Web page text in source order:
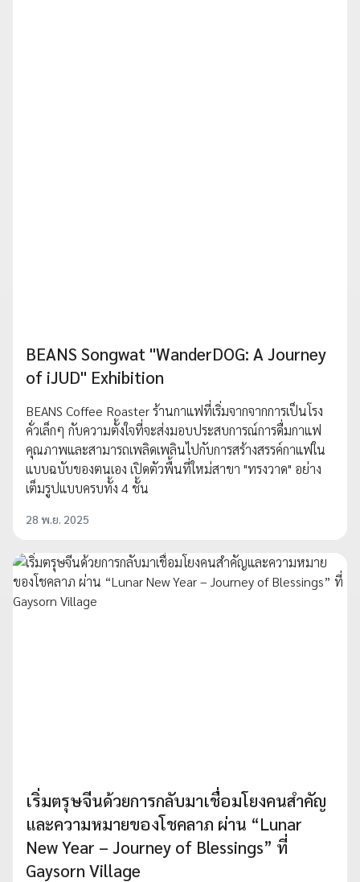
BEANS Songwat "WanderDOG: A Journey
of iJUD" Exhibition
BEANS Coffee Roaster ร้านกาแฟที่เริ่มจากจากการเป็นโรง
คั่วเล็กๆ กับความตั้งใจที่จะส่งมอบประสบการณ์การดื่มกาแฟ
คุณภาพและสามารถเพลิดเพลินไปกับการสร้างสรรค์กาแฟใน
แบบฉบับของตนเอง เปิดตัวพื้นที่ใหม่สาขา "ทรงวาด" อย่าง
เต็มรูปแบบครบทั้ง 4 ชั้น
28 พ.ย. 2025
เริ่มตรุษจีนด้วยการกลับมาเชื่อมโยงคนสำคัญ
และความหมายของโชคลาภ ผ่าน “Lunar
New Year – Journey of Blessings” ที่
Gaysorn Village